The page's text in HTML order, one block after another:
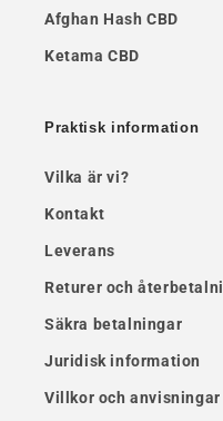
Afghan Hash CBD
Ketama CBD
Praktisk information
Vilka är vi?
Kontakt
Leverans
Returer och
Säkra betalningar
Juridisk information
Villkor och